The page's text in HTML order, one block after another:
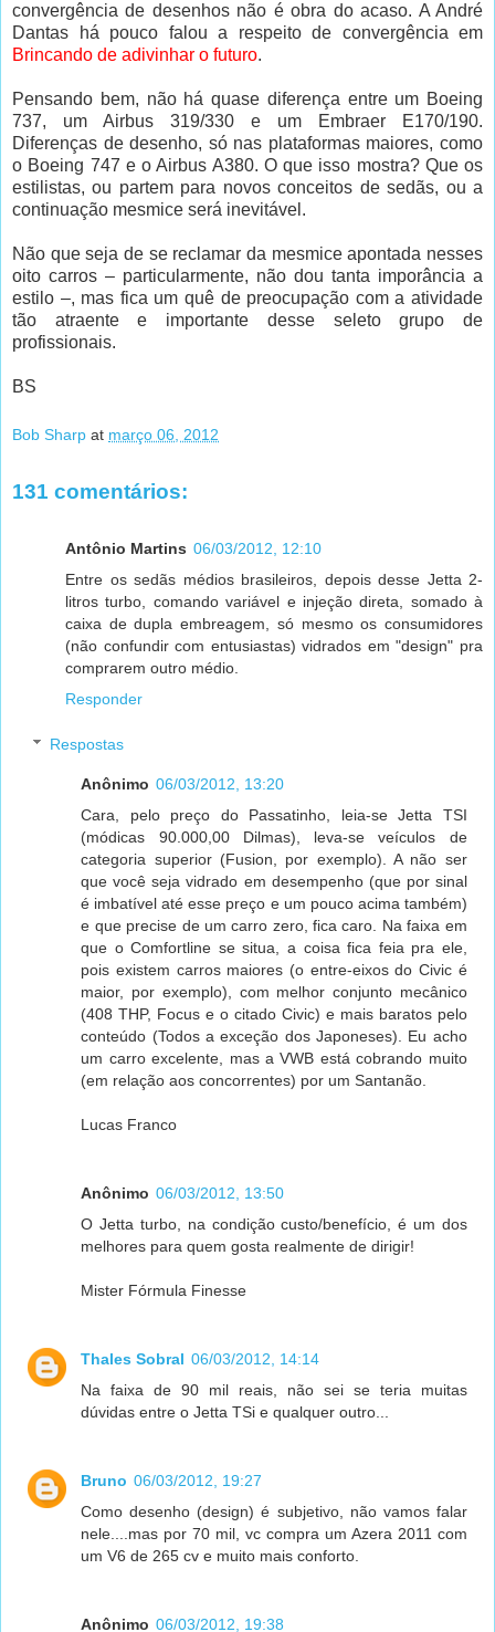
convergência de desenhos não é obra do acaso. A André
Dantas há pouco falou a respeito de convergência em
Brincando de adivinhar o futuro.
Pensando bem, não há quase diferença entre um Boeing
737, um Airbus 319/330 e um Embraer E170/190.
Diferenças de desenho, só nas plataformas maiores, como
o Boeing 747 e o Airbus A380. O que isso mostra? Que os
estilistas, ou partem para novos conceitos de sedãs, ou a
continuação mesmice será inevitável.
Não que seja de se reclamar da mesmice apontada nesses
oito carros – particularmente, não dou tanta imporância a
estilo –, mas fica um quê de preocupação com a atividade
tão atraente e importante desse seleto grupo de
profissionais.
BS
Bob Sharp at março 06, 2012
131 comentários:
Antônio Martins 06/03/2012, 12:10
Entre os sedãs médios brasileiros, depois desse Jetta 2-
litros turbo, comando variável e injeção direta, somado à
caixa de dupla embreagem, só mesmo os consumidores
(não confundir com entusiastas) vidrados em "design" pra
comprarem outro médio.
Responder
Respostas
Anônimo 06/03/2012, 13:20
Cara, pelo preço do Passatinho, leia-se Jetta TSI
(módicas 90.000,00 Dilmas), leva-se veículos de
categoria superior (Fusion, por exemplo). A não ser
que você seja vidrado em desempenho (que por sinal
é imbatível até esse preço e um pouco acima também)
e que precise de um carro zero, fica caro. Na faixa em
que o Comfortline se situa, a coisa fica feia pra ele,
pois existem carros maiores (o entre-eixos do Civic é
maior, por exemplo), com melhor conjunto mecânico
(408 THP, Focus e o citado Civic) e mais baratos pelo
conteúdo (Todos a exceção dos Japoneses). Eu acho
um carro excelente, mas a VWB está cobrando muito
(em relação aos concorrentes) por um Santanão.
Lucas Franco
Anônimo 06/03/2012, 13:50
O Jetta turbo, na condição custo/benefício, é um dos
melhores para quem gosta realmente de dirigir!
Mister Fórmula Finesse
Thales Sobral 06/03/2012, 14:14
Na faixa de 90 mil reais, não sei se teria muitas
dúvidas entre o Jetta TSi e qualquer outro...
Bruno 06/03/2012, 19:27
Como desenho (design) é subjetivo, não vamos falar
nele....mas por 70 mil, vc compra um Azera 2011 com
um V6 de 265 cv e muito mais conforto.
Anônimo 06/03/2012, 19:38